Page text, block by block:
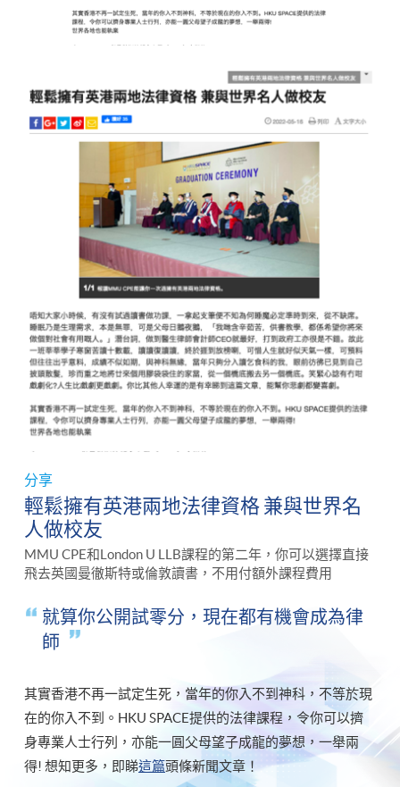
分享
輕鬆擁有英港兩地法律資格 兼與世界名
人做校友
MMU CPE和London U LLB課程的第二年，你可以選擇直接
飛去英國曼徹斯特或倫敦讀書，不用付額外課程費用
就算你公開試零分，現在都有機會成為律
師
其實香港不再一試定生死，當年的你入不到神科，不等於現
在的你入不到。HKU SPACE提供的法律課程，令你可以擠
身專業人士行列，亦能一圓父母望子成龍的夢想，一舉兩
得! 想知更多，即睇這篇頭條新聞文章！